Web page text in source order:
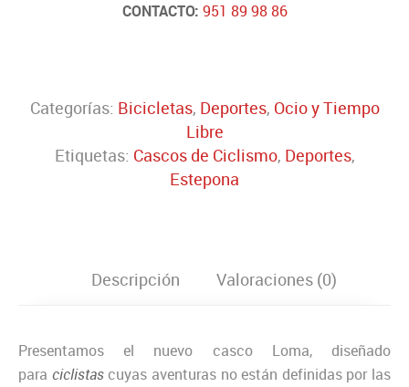
CONTACTO: 951 89 98 86
Categorías: Bicicletas, Deportes, Ocio y Tiempo
Libre
Etiquetas: Cascos de Ciclismo, Deportes,
Estepona
Descripción Valoraciones (0)
Presentamos el nuevo casco Loma, diseñado
para ciclistascuyas aventuras no están definidas por las